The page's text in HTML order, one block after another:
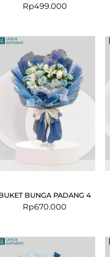
Rp499.000
BUNGA PADANG 4
Rp670.000